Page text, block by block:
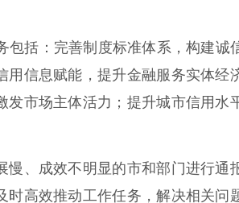
括：完善制度标准体系，构建诚
信息赋能，提升金融服务实体经
市场主体活力；提升城市信用水
、成效不明显的市和部门进行通
高效推动工作任务，解决相关问